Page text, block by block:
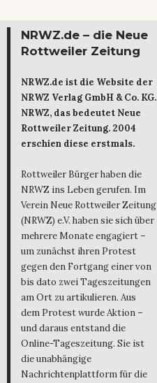
NRWZ.de – die Neue
Rottweiler Zeitung
NRWZ.de ist die Website der
NRWZ Verlag GmbH & Co. KG.
NRWZ, das bedeutet Neue
Rottweiler Zeitung. 2004
erschien diese erstmals.
Rottweiler Bürger haben die
NRWZ ins Leben gerufen. Im
Verein Neue Rottweiler Zeitung
(NRWZ) e.V. haben sie sich über
mehrere Monate engagiert –
um zunächst ihren Protest
gegen den Fortgang einer von
bis dato zwei Tageszeitungen
am Ort zu artikulieren. Aus
dem Protest wurde Aktion –
und daraus entstand die
Online-Tageszeitung. Sie ist
die unabhängige
Nachrichtenplattform für die